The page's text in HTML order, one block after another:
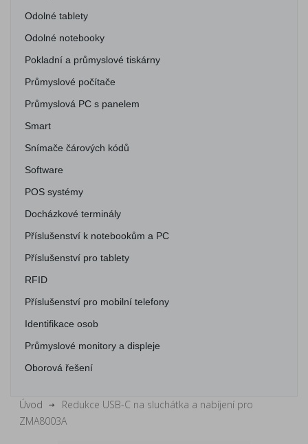
Odolné tablety
Odolné notebooky
Pokladní a průmyslové tiskárny
Průmyslové počítače
Průmyslová PC s panelem
Smart
Snímače čárových kódů
Software
POS systémy
Docházkové terminály
Příslušenství k notebookům a PC
Příslušenství pro tablety
RFID
Příslušenství pro mobilní telefony
Identifikace osob
Průmyslové monitory a displeje
Oborová řešení
Úvod
Redukce USB-C na sluchátka a nabíjení pro
ZMA8003A